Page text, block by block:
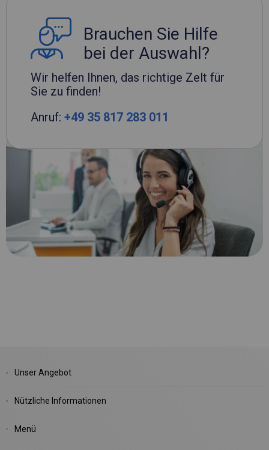
Brauchen Sie Hilfe
bei der Auswahl?
Wir helfen Ihnen, das richtige Zelt für
Sie zu finden!
Anruf: +49 35 817 283 011
Unser Angebot
Nützliche Informationen
Menü